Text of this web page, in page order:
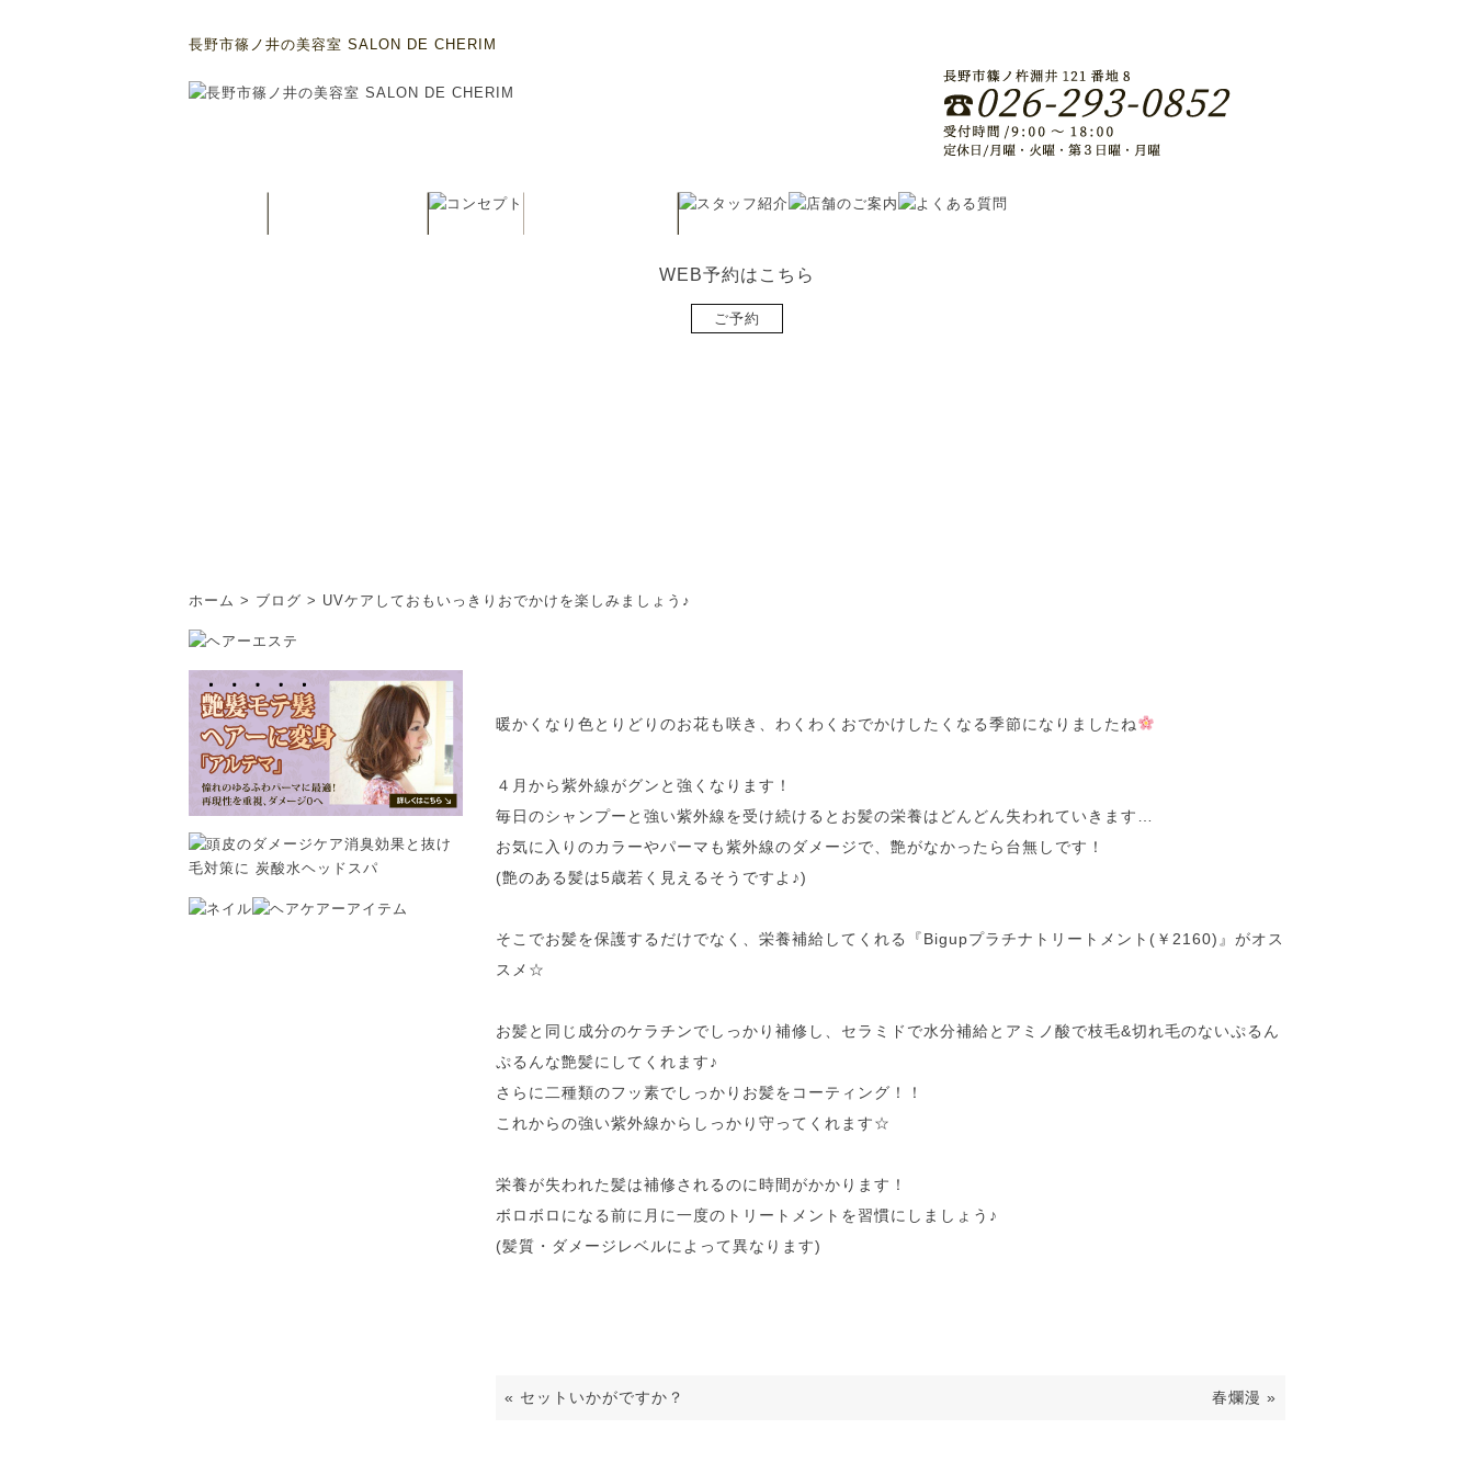
長野市篠ノ井の美容室 SALON DE CHERIM
WEB予約はこちら
ご予約
ホーム > ブログ > UVケアしておもいっきりおでかけを楽しみましょう♪
暖かくなり色とりどりのお花も咲き、わくわくおでかけしたくなる季節になりましたね
４月から紫外線がグンと強くなります！
毎日のシャンプーと強い紫外線を受け続けるとお髪の栄養はどんどん失われていきます…
お気に入りのカラーやパーマも紫外線のダメージで、艶がなかったら台無しです！
(艶のある髪は5歳若く見えるそうですよ♪)
そこでお髪を保護するだけでなく、栄養補給してくれる『Bigupプラチナトリートメント(￥2160)』がオス
スメ☆
お髪と同じ成分のケラチンでしっかり補修し、セラミドで水分補給とアミノ酸で枝毛&切れ毛のないぷるん
ぷるんな艶髪にしてくれます♪
さらに二種類のフッ素でしっかりお髪をコーティング！！
これからの強い紫外線からしっかり守ってくれます☆
栄養が失われた髪は補修されるのに時間がかかります！
ボロボロになる前に月に一度のトリートメントを習慣にしましょう♪
(髪質・ダメージレベルによって異なります)
« セットいかがですか？ 春爛漫 »